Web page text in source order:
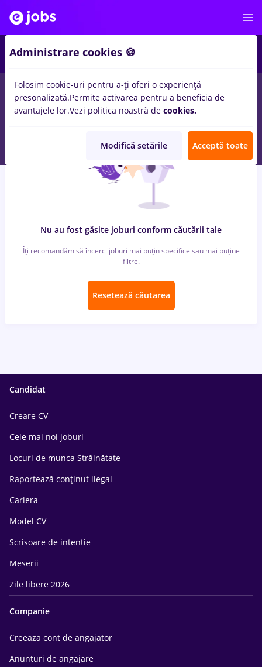
locuri de muncacu salarii brancardier, Full time
StrainatatepentruStudentinBanci
Nu au fost găsite joburi conform căutării tale
Îți recomandăm să încerci joburi mai puțin specifice sau mai puține
filtre.
Resetează căutarea
Candidat
Creare CV
Cele mai noi joburi
Locuri de munca Străinătate
Raportează conținut ilegal
Cariera
Model CV
Scrisoare de intentie
Meserii
Zile libere 2026
Companie
Creeaza cont de angajator
Anunturi de angajare
Administrare cookies 🍪
Folosim cookie-uri pentru a-ți oferi o experiență
presonalizată.Permite activarea pentru a beneficia de
avantajele lor.Vezi politica noastră de cookies.
Modifică setările Acceptă toate